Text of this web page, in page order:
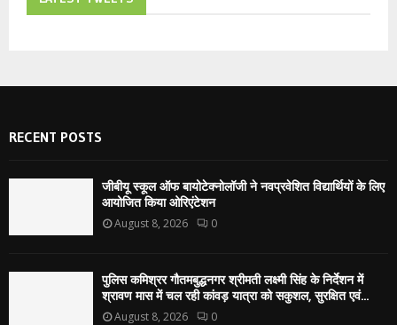
RECENT POSTS
जीबीयू स्कूल ऑफ बायोटेक्नोलॉजी ने नवप्रवेशित विद्यार्थियों के लिए
आयोजित किया ओरिएंटेशन
August 8, 2026 0
पुलिस कमिश्रर गौतमबुद्धनगर श्रीमती लक्ष्मी सिंह के निर्देशन में
श्रावण मास में चल रही कांवड़ यात्रा को सकुशल, सुरक्षित एवं...
August 8, 2026 0